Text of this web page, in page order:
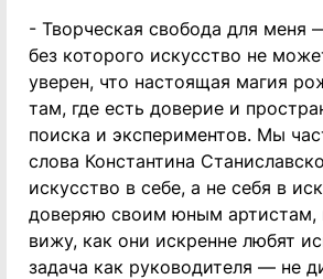
- Творческая свобода для меня
без которого искусство не
уверен, что настоящая магия
там, где есть доверие и
поиска и экспериментов. Мы
слова Константина
искусство в себе, а не себя в
доверяю своим юным артистам,
вижу, как они искренне любят
задача как руководителя — не